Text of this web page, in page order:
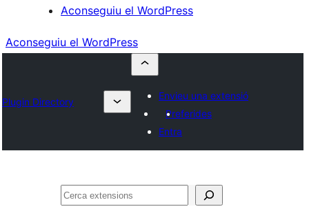
Aconseguiu el WordPress
Aconseguiu el WordPress
Plugin Directory
Envieu una extensió
Preferides
Entra
Cerca